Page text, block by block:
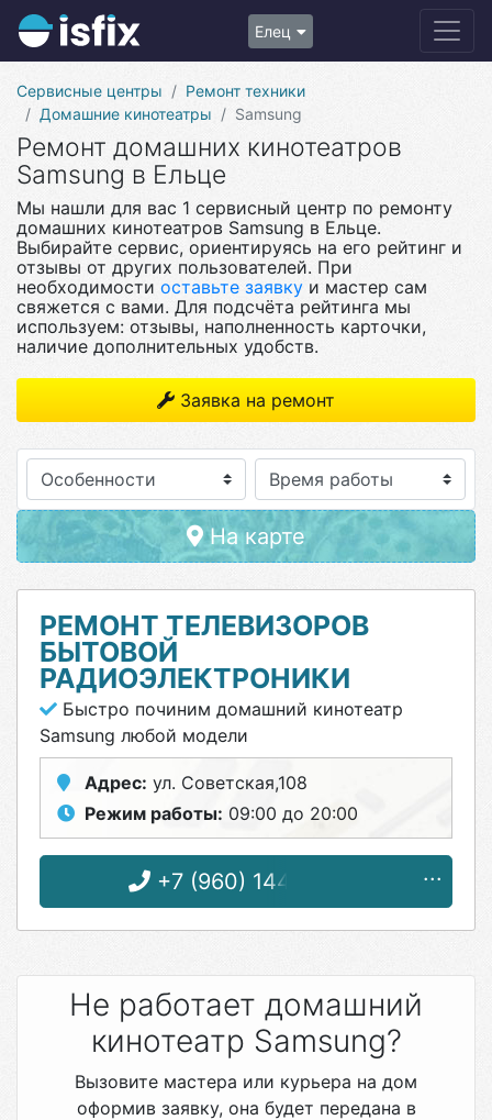
Елец
Сервисные центры
Ремонт техники
Домашние кинотеатры
Samsung
Ремонт домашних кинотеатров
Samsung в Ельце
Мы нашли для вас 1 сервисный центр по ремонту
домашних кинотеатров Samsung в Ельце.
Выбирайте сервис, ориентируясь на его рейтинг и
отзывы от других пользователей. При
необходимости оставьте заявку и мастер сам
свяжется с вами. Для подсчёта рейтинга мы
используем: отзывы, наполненность карточки,
наличие дополнительных удобств.
Заявка на ремонт
Особенности
На карте
РЕМОНТ ТЕЛЕВИЗОРОВ
БЫТОВОЙ
РАДИОЭЛЕКТРОНИКИ
Быстро починим домашний кинотеатр
Samsung любой модели
Адрес: ул. Советская,108
Режим работы: 09:00 до 20:00
+7 (960) 144-57-03
Не работает домашний
кинотеатр Samsung?
Вызовите мастера или курьера на дом
оформив заявку, она будет передана в